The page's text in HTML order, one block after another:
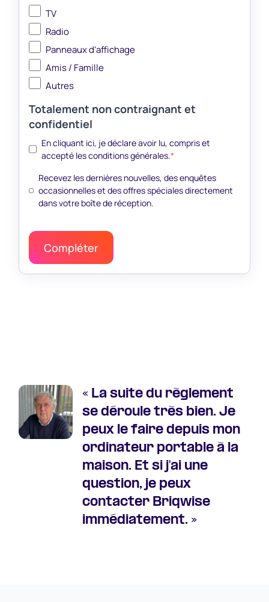
TV
Radio
Panneaux d'affichage
Amis / Famille
Autres
Totalement non contraignant et
confidentiel
En cliquant ici, je déclare avoir lu, compris et
accepté les conditions générales.*
Recevez les dernières nouvelles, des enquêtes
occasionnelles et des offres spéciales directement
dans votre boîte de réception.
« La suite du règlement
se déroule très bien. Je
peux le faire depuis mon
ordinateur portable à la
maison. Et si j'ai une
question, je peux
contacter Briqwise
immédiatement. »